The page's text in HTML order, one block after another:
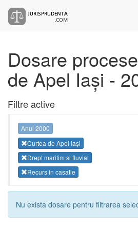
Dosare
de Apel Iași -
Filtre active
Anul 2000
Curtea de Apel Iași
Drept maritim si fluvial
Recurs in casatie
Nu exista dosare pentru filtrarea